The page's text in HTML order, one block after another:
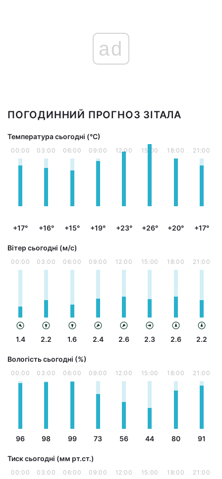
ad
ПОГОДИННИЙ ПРОГНОЗ ЗІТАЛА
Температура сьогодні (°С)
00:00
+17°
03:00
+16°
06:00
+15°
09:00
+19°
12:00
+23°
15:00
+26°
18:00
+20°
21:00
+17°
Вітер сьогодні (м/с)
00:00
1.4
03:00
2.2
06:00
1.6
09:00
2.4
12:00
2.6
15:00
2.3
18:00
2.6
21:00
2.2
Вологість сьогодні (%)
00:00
96
03:00
98
06:00
99
09:00
73
12:00
56
15:00
44
18:00
80
21:00
91
Тиск сьогодні (мм рт.ст.)
00:00 03:00 06:00 09:00 12:00 15:00 18:00 21:00